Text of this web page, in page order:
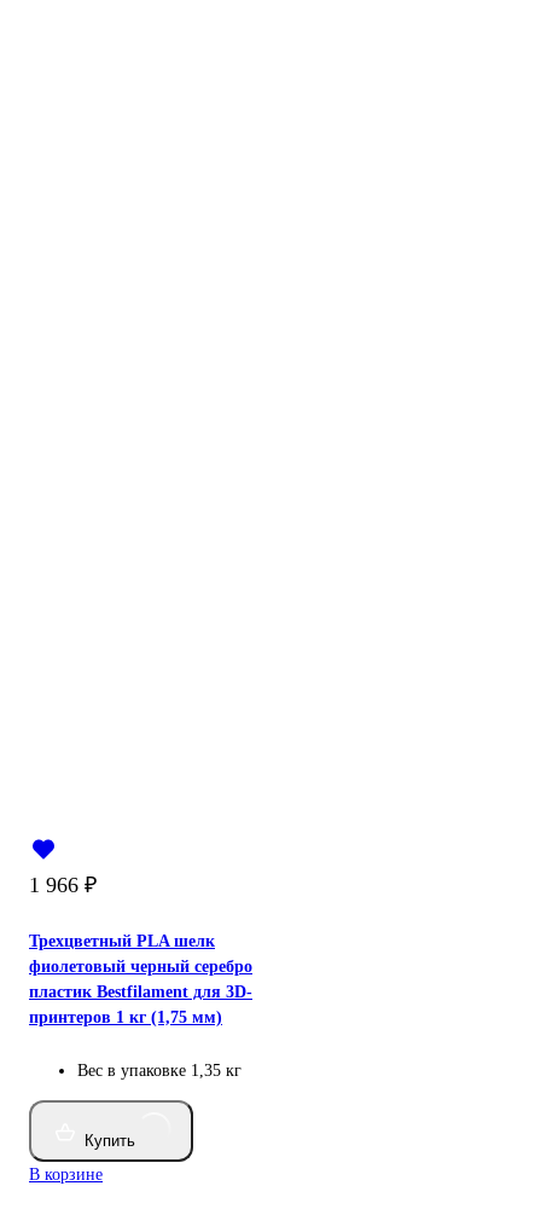
1 966 ₽
Трехцветный PLA шелк
фиолетовый черный серебро
пластик Bestfilament для 3D-
принтеров 1 кг (1,75 мм)
Вес в упаковке 1,35 кг
Купить
В корзине